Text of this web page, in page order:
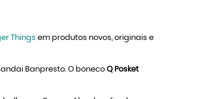
Things em produtos novos, originais e
Banpresto. O boneco Q Posket